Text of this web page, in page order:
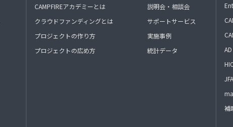
CAMPFIREアカデミーとは
クラウドファンディングとは
プロジェクトの作り方
プロジェクトの広め方
説明会・相談会
サポートサービス
実施事例
統計データ
AD
補